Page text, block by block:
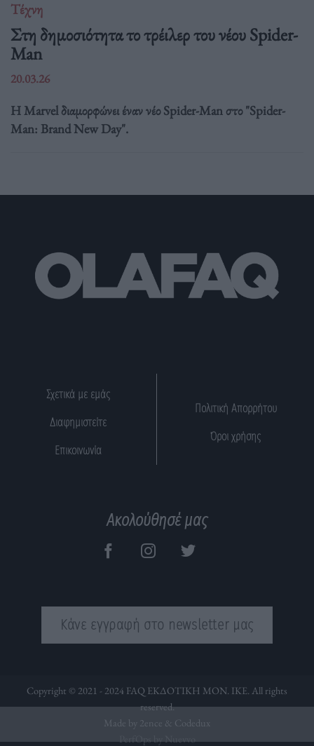
Τέχνη
Στη δημοσιότητα το τρέιλερ του νέου Spider-
Man
20.03.26
Η Marvel διαμορφώνει έναν νέο Spider-Man στο "Spider-
Man: Brand New Day".
Σχετικά με εμάς
Διαφημιστείτε
Επικοινωνία
Πολιτική Απορρήτου
Όροι χρήσης
Ακολούθησέ μας
Κάνε εγγραφή στο newsletter μας
Copyright © 2021 - 2024 FAQ ΕΚΔΟΤΙΚΗ ΜΟΝ. ΙΚΕ. All rights
reserved.
Made by 2ence & Codedux
PerfOps by Nuevvo